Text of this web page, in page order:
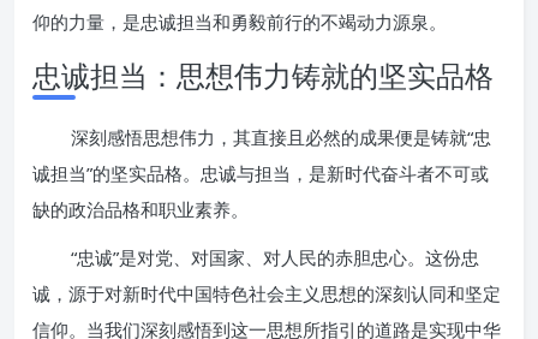
仰的力量，是忠诚担当和勇毅前行的不竭动力源泉。
忠诚担当：思想伟力铸就的坚实品格
深刻感悟思想伟力，其直接且必然的成果便是铸就“忠
诚担当”的坚实品格。忠诚与担当，是新时代奋斗者不可或
缺的政治品格和职业素养。
“忠诚”是对党、对国家、对人民的赤胆忠心。这份忠
诚，源于对新时代中国特色社会主义思想的深刻认同和坚定
信仰。当我们深刻感悟到这一思想所指引的道路是实现中华